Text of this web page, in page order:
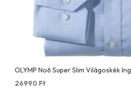
OLYMP No6 Super Slim Világoskék Ing
26990 Ft